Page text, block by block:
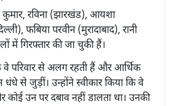
कुमार, रविना (झारखंड), आयशा
फबिया परवीन (मुरादाबाद), रानी
में गिरफ्तार की जा चुकी हैं।
परिवार से अलग रहती हैं और आर्थिक
से जुड़ीं। उन्होंने स्वीकार किया कि वे
उन पर दबाव नहीं डालता था। उनकी